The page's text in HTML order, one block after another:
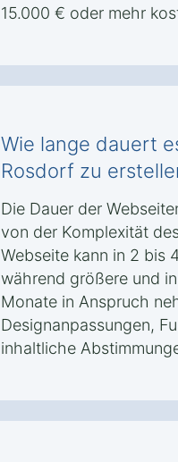
15.000 € oder mehr
Wie lange dauert
Rosdorf zu
Die Dauer der
von der Komplexität
Webseite kann in 2 bis
während größere und
Monate in Anspruch
Designanpassungen,
inhaltliche